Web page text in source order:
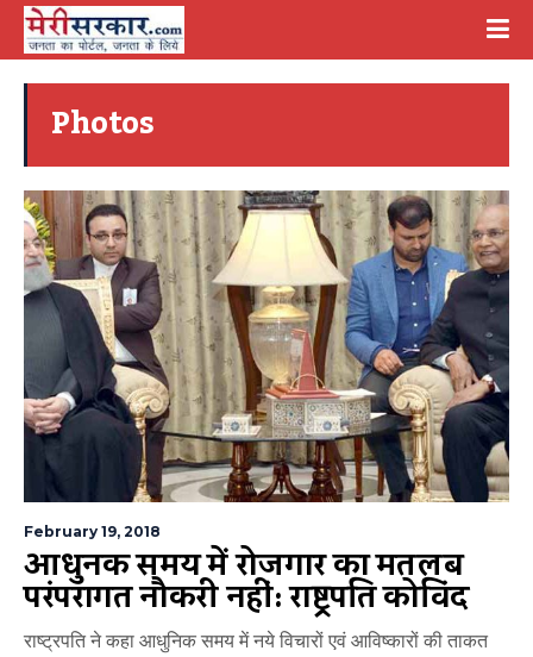
Photos
February 19, 2018
आधुनिक समय में रोजगार का मतलब
परंपरागत नौकरी नहीं: राष्ट्रपति कोविंद
राष्ट्रपति ने कहा आधुनिक समय में नये विचारों एवं आविष्कारों की ताकत